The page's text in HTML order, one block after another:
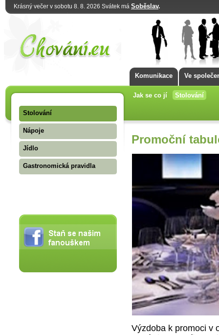
Krásný večer v sobotu 8. 8. 2026 Svátek má Soběslav.
Komunikace Ve
Jak se co jí Stolování
Stolování
Nápoje
Jídlo
Gastronomická pravidla
Promoční
Výzdoba k promoci v